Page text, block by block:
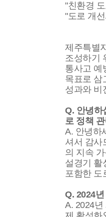
"친환경
"도로 개
제주특별
조성하기
통사고 예
목표로 삼
성과와 비
Q. 안녕하
로 정책
A. 안녕하
셔서 감사
의 지속
설경기 활
포함한 도
Q. 2024
A. 2024년